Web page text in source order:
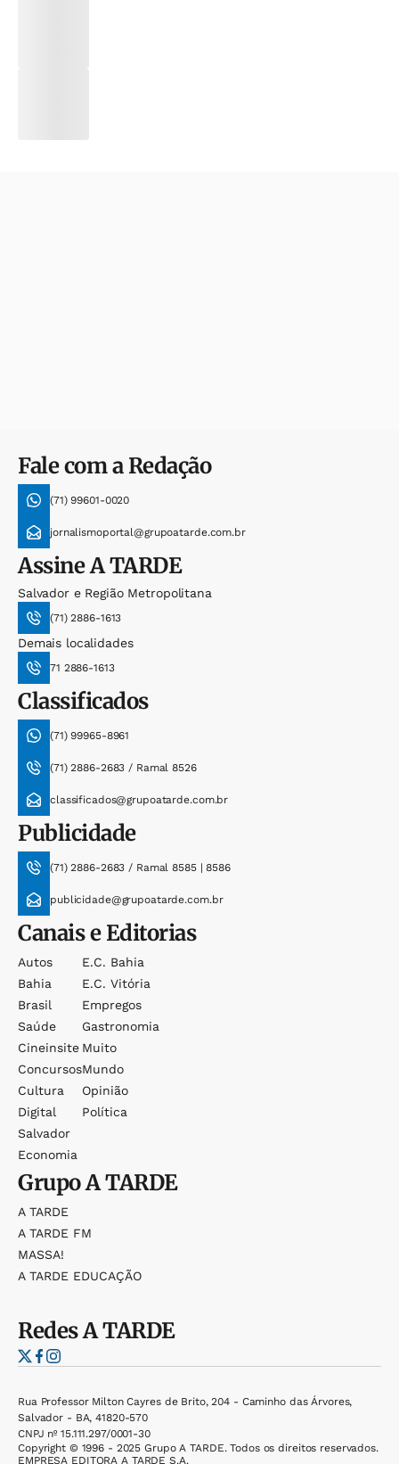
Fale com a Redação
(71) 99601-0020
jornalismoportal@grupoatarde.com.br
AssineA TARDE
Salvador e Região Metropolitana
(71) 2886-1613
Demais localidades
71 2886-1613
Classificados
(71) 99965-8961
(71) 2886-2683 / Ramal 8526
classificados@grupoatarde.com.br
Publicidade
(71) 2886-2683 / Ramal 8585 | 8586
publicidade@grupoatarde.com.br
Canais e Editorias
Autos
Bahia
Brasil
Saúde
Cineinsite
Concursos
Cultura
Digital
Salvador
Economia
E.c. Bahia
E.c. Vitória
Empregos
Gastronomia
Muito
Mundo
Opinião
Política
GrupoA TARDE
A TARDE
A TARDE FM
MASSA!
A TARDE EDUCAÇÃO
RedesA TARDE
Rua Professor Milton Cayres de Brito, 204 - Caminho das Árvores,
Salvador - BA, 41820-570
CNPJ nº 15.111.297/0001-30
Copyright © 1996 - 2025 Grupo A TARDE. Todos os direitos reservados.
EMPRESA EDITORA A TARDE S.A.